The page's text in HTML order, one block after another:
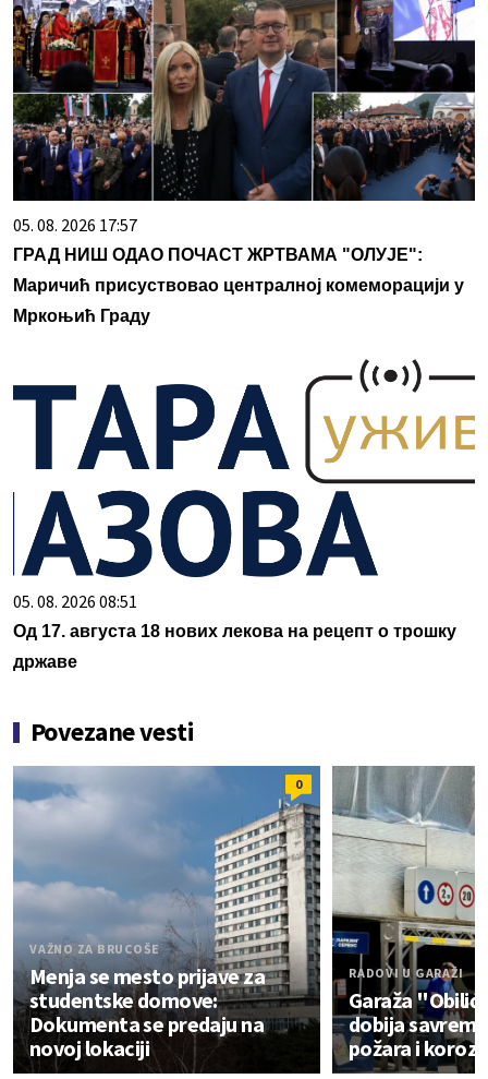
05. 08. 2026 17:57
ГРАД НИШ ОДАО ПОЧАСТ ЖРТВАМА "ОЛУЈЕ":
Маричић присуствовао централној комеморацији у
Мркоњић Граду
05. 08. 2026 08:51
Од 17. августа 18 нових лекова на рецепт о трошку
државе
Povezane vesti
0
VAŽNO ZA BRUCOŠE
Menja se mesto prijave za
studentske domove:
Dokumenta se predaju na
novoj lokaciji
RADOVI U GARAŽI
Garaža
dobija
požara i